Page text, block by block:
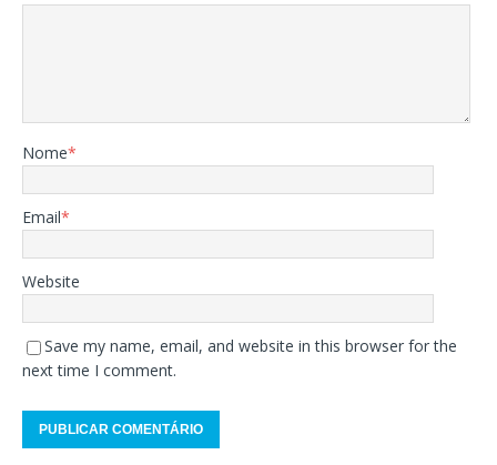
Nome*
Email*
Website
Save my name, email, and website in this browser for the
next time I comment.